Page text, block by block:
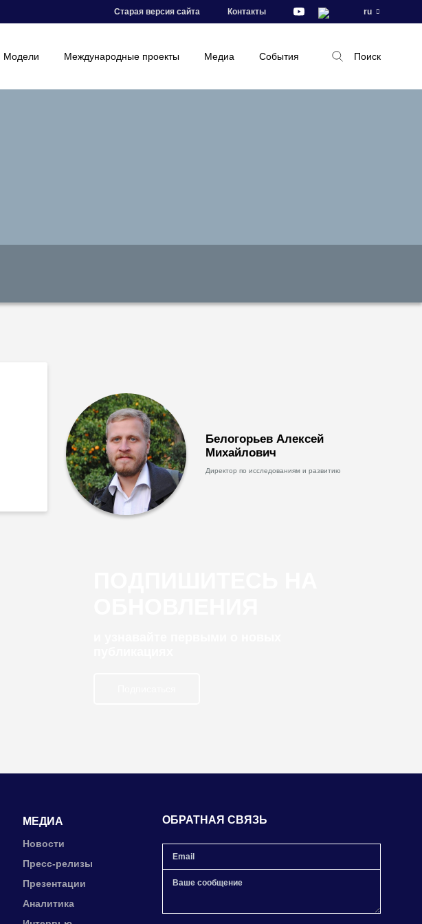
Старая версия сайта Контакты ru
Модели Международные проекты Медиа События Поиск
Белогорьев Алексей
Михайлович
Директор по исследованиям и развитию
МЕДИА
Новости
Пресс-релизы
Презентации
Аналитика
ОБРАТНАЯ СВЯЗЬ